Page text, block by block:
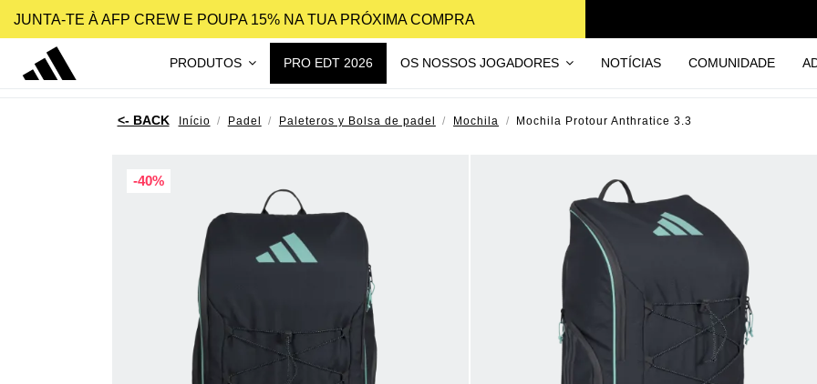
JUNTA-TE À AFP CREW E POUPA 15% NA TUA PRÓXIMA COMPRA
PRODUTOS PRO EDT 2026 OS NOSSOS JOGADORES NOTÍCIAS COMUNIDADE
Início Padel Paleteros y Bolsa de padel Mochila Mochila Protour Anthratice 3.3
-40%